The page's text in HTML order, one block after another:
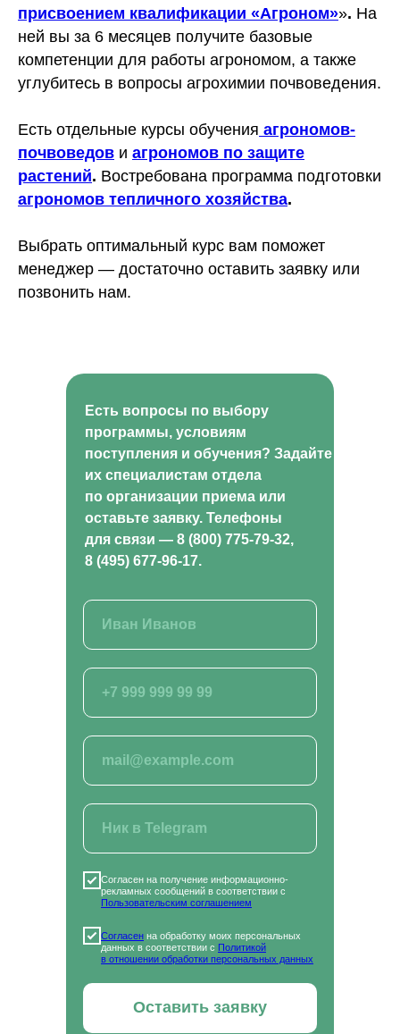
присвоением квалификации «Агроном»». На
ней вы за 6 месяцев получите базовые
компетенции для работы агрономом, а также
углубитесь в вопросы агрохимии почвоведения.
Есть отдельные курсы обучения агрономов-
почвоведов и агрономов по защите
растений. Востребована программа подготовки
агрономов тепличного хозяйства.
Выбрать оптимальный курс вам поможет
менеджер — достаточно оставить заявку или
позвонить нам.
Есть вопросы по выбору
программы, условиям
поступления и обучения? Задайте
их специалистам отдела
по организации приема или
оставьте заявку. Телефоны
для связи — 8 (800) 775-79-32,
8 (495) 677-96-17.
Согласен на получение информационно-
рекламных сообщений в соответствии с
Пользовательским соглашением
Согласен на обработку моих персональных
данных в соответствии с Политикой
в отношении обработки персональных данных
Оставить заявку
ИНН 7722392399
Отдел по организации приема:
8 (800) 775-79-32 , 8 (495) 677-96-17
help.dpomipk@academcity.online
Контакт-центр
8 (800) 775-79-32, 8 (495) 677-96-17
Пн-вс 8:30-20:30 мск
Получите профессию в сфере сельского хозяйства